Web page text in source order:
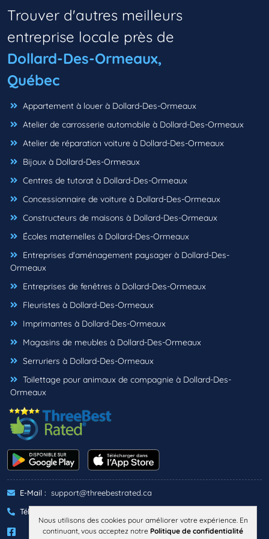
Trouver d'autres meilleurs
entreprise locale près de
Dollard-Des-Ormeaux,
Québec
Appartement à louer à Dollard-Des-Ormeaux
Atelier de carrosserie automobile à Dollard-Des-Ormeaux
Atelier de réparation voiture à Dollard-Des-Ormeaux
Bijoux à Dollard-Des-Ormeaux
Centres de tutorat à Dollard-Des-Ormeaux
Concessionnaire de voiture à Dollard-Des-Ormeaux
Constructeurs de maisons à Dollard-Des-Ormeaux
Écoles maternelles à Dollard-Des-Ormeaux
Entreprises d'aménagement paysager à Dollard-Des-
Ormeaux
Entreprises de fenêtres à Dollard-Des-Ormeaux
Fleuristes à Dollard-Des-Ormeaux
Imprimantes à Dollard-Des-Ormeaux
Magasins de meubles à Dollard-Des-Ormeaux
Serruriers à Dollard-Des-Ormeaux
Toilettage pour animaux de compagnie à Dollard-Des-
Ormeaux
E-Mail : support@threebestrated.ca
Téléphone :
Nous utilisons des cookies pour améliorer votre expérience. En
continuant, vous acceptez notre Politique de confidentialité